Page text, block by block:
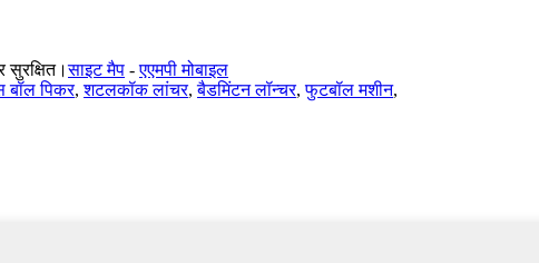
सुरक्षित।साइट मैप -एएमपी मोबाइल
बॉल पिकर,शटलकॉक लांचर,बैडमिंटन लॉन्चर,फुटबॉल मशीन,